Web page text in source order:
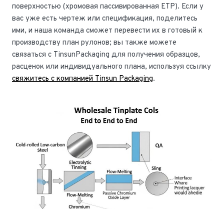
поверхностью (хромовая пассивированная ETP). Если у
вас уже есть чертеж или спецификация, поделитесь
ими, и наша команда сможет перевести их в готовый к
производству план рулонов; вы также можете
связаться с TinsunPackaging для получения образцов,
расценок или индивидуального плана, используя ссылку
свяжитесь с компанией Tinsun Packaging.